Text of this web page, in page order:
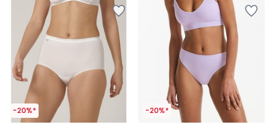
-20%* -20%*